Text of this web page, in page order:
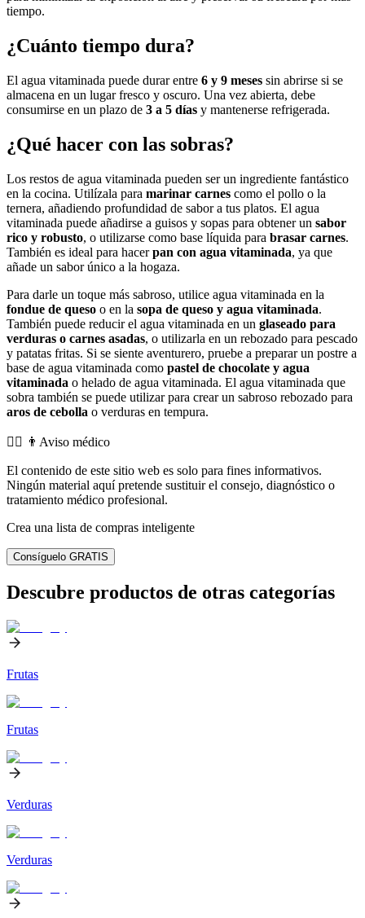
tiempo.
¿Cuánto tiempo dura?
El agua vitaminada puede durar entre 6 y 9 meses sin abrirse si se
almacena en un lugar fresco y oscuro. Una vez abierta, debe
consumirse en un plazo de 3 a 5 días y mantenerse refrigerada.
¿Qué hacer con las sobras?
Los restos de agua vitaminada pueden ser un ingrediente fantástico
en la cocina. Utilízala para marinar carnes como el pollo o la
ternera, añadiendo profundidad de sabor a tus platos. El agua
vitaminada puede añadirse a guisos y sopas para obtener un sabor
rico y robusto, o utilizarse como base líquida para brasar carnes.
También es ideal para hacerpan con agua vitaminada, ya que
añade un sabor único a la hogaza.
Para darle un toque más sabroso, utilice agua vitaminada en la
fondue de queso o en la sopa de queso y agua vitaminada.
También puede reducir el agua vitaminada en un glaseado para
verduras o carnes asadas, o utilizarla en un rebozado para pescado
y patatas fritas. Si se siente aventurero, pruebe a preparar un postre a
base de agua vitaminada como pastel de chocolate y agua
vitaminada o helado de agua vitaminada. El agua vitaminada que
sobra también se puede utilizar para crear un sabroso rebozado para
aros de cebolla o verduras en tempura.
👨‍⚕️️ 👨Aviso médico
El contenido de este sitio web es solo para fines informativos.
Ningún material aquí pretende sustituir el consejo, diagnóstico o
tratamiento médico profesional.
Crea una lista de compras inteligente
Consíguelo GRATIS
Descubre productos de otras categorías
Frutas
Frutas
Verduras
Verduras